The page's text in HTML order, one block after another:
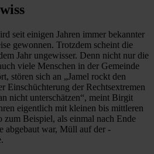
seit einigen Jahren immer bekannter
gewonnen. Trotzdem scheint die
Jahr ungewisser. Denn nicht nur die
viele Menschen in der Gemeinde
stören sich an „Jamel rockt den
Einschüchterung der Rechtsextremen
nicht unterschätzen“, meint Birgit
eigentlich mit kleinen bis mittleren
zum Beispiel, als einmal nach Ende
abgebaut war, Müll auf der